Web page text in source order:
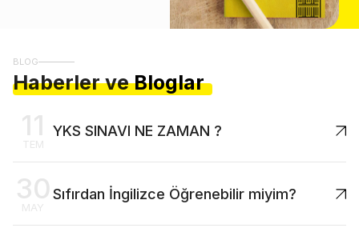
BLOG
Haberler ve Bloglar
11
TEM
YKS SINAVI NE ZAMAN ?
30
MAY
Sıfırdan İngilizce Öğrenebilir miyim?